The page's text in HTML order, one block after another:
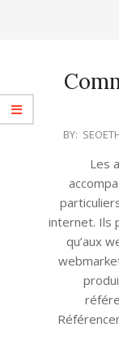
2012-
BY:
Les
internet. Ils
qu’aux